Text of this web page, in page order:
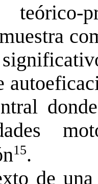
teórico-
15.
de